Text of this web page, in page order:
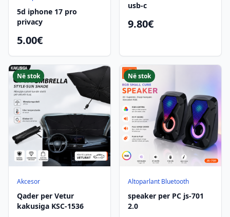
5d iphone 17 pro
privacy
5.00€
usb-c
9.80€
Akcesor
Qader per Vetur
kakusiga KSC-1536
Në stok
Altoparlant Bluetooth
speaker per PC js-701
2.0
Në stok